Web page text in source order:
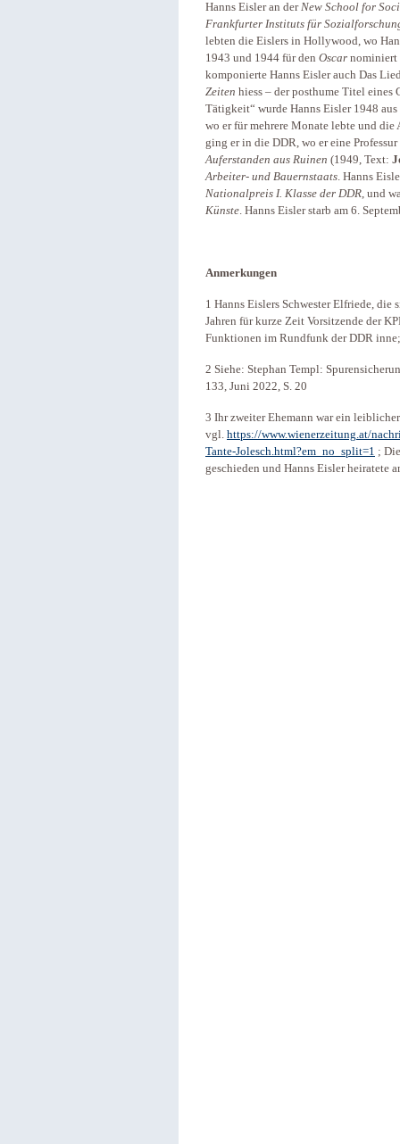
Hanns Eisler an derNew School for
Frankfurter Instituts für
lebten die Eislers in Hollywood, wo
1943 und 1944 für den Oscar nominiert
komponierte Hanns Eisler auch Das
Zeiten hiess – der posthume Titel eines
Tätigkeit“ wurde Hanns Eisler 1948
wo er für mehrere Monate lebte und die
ging er in die DDR, wo er eine
Auferstanden aus Ruinen (1949, Text:
Arbeiter- und Bauernstaats. Hanns
Nationalpreis I. Klasse der DDR, und
Künste. Hanns Eisler starb am 6.
Anmerkungen
1 Hanns Eislers Schwester Elfriede, die
Jahren für kurze Zeit Vorsitzende der
Funktionen im Rundfunk der DDR
2 Siehe: Stephan Templ:
133, Juni 2022, S. 20
3 Ihr zweiter Ehemann war ein
vgl. https://www.wienerzeitung.at/
Tante-Jolesch.html?em_no_split=1 ;
geschieden und Hanns Eisler heiratete